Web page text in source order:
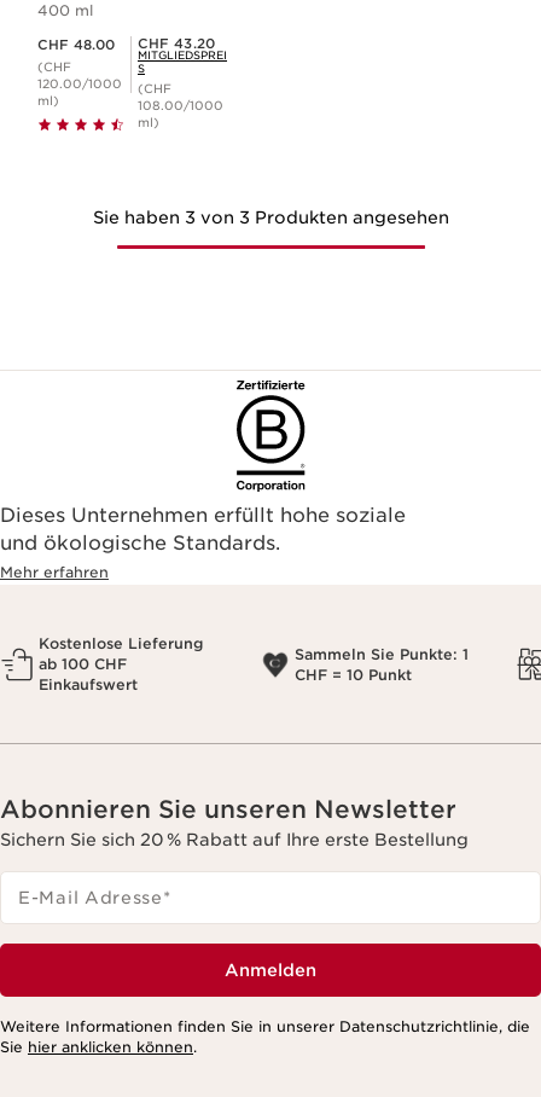
normale bis trockene
Haut
400 ml
CHF 48.00
(CHF
120.00/1000
ml)
Mitgliederpreis CHF 43.20
CHF 43.20
MITGLIEDSPREI
S
(CHF
108.00/1000
ml)
Sie haben 3 von 3 Produkten angesehen
Dieses Unternehmen erfüllt hohe soziale
und ökologische Standards.
Mehr erfahren
Kostenlose Lieferung
ab 100 CHF
Einkaufswert
Sammeln Sie Punkte: 1
CHF = 10 Punkt
Abonnieren Sie unseren Newsletter
Sichern Sie sich 20 % Rabatt auf Ihre erste Bestellung
E-Mail Adresse*
Anmelden
Weitere Informationen finden Sie in unserer Datenschutzrichtlinie, die
Sie hier anklicken können.